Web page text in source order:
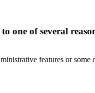
one of several
features or some